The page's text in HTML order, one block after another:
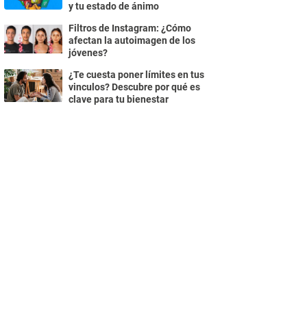
y tu estado de ánimo
Filtros de Instagram: ¿Cómo
afectan la autoimagen de los
jóvenes?
¿Te cuesta poner límites en tus
vinculos? Descubre por qué es
clave para tu bienestar